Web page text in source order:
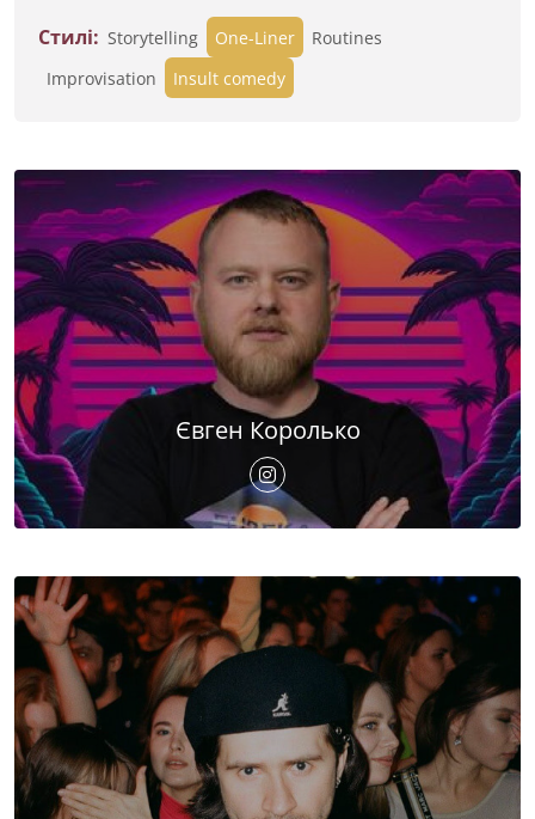
Стилі: Storytelling One-Liner
Routines
Improvisation
Insult comedy
Євген Королько